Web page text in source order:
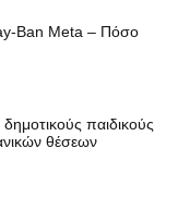
Ban Meta – Πόσο
παιδικούς
θέσεων